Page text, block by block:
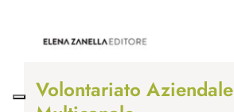
Volontariato Aziendale